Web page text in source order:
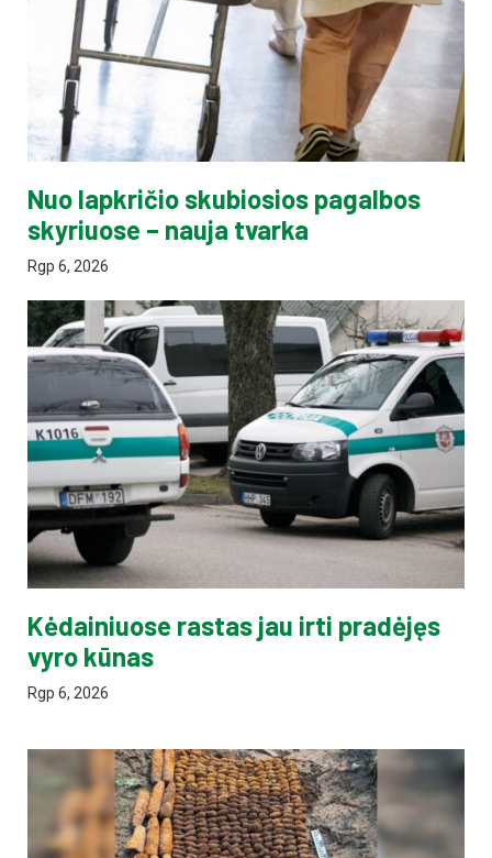
Nuo lapkričio skubiosios pagalbos
skyriuose – nauja tvarka
Rgp 6, 2026
Kėdainiuose rastas jau irti pradėjęs
vyro kūnas
Rgp 6, 2026